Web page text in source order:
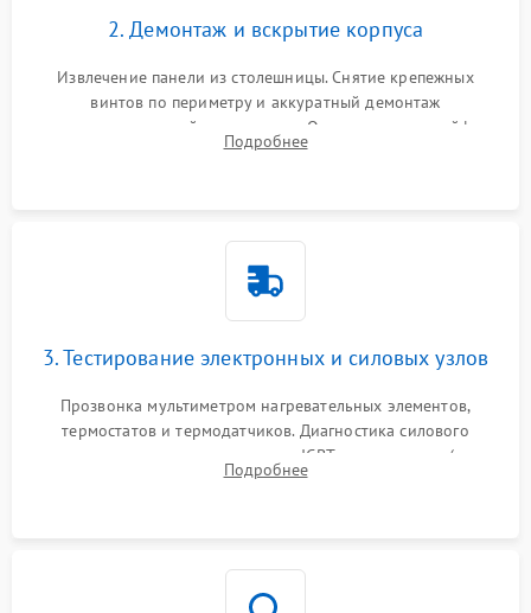
2. Демонтаж и вскрытие корпуса
Извлечение панели из столешницы. Снятие крепежных
винтов по периметру и аккуратный демонтаж
стеклокерамической поверхности. Отсоединение шлейфов
сенсорного блока для доступа к силовым платам, катушкам
Подробнее
3. Тестирование электронных и силовых узлов
Прозвонка мультиметром нагревательных элементов,
термостатов и термодатчиков. Диагностика силового
модуля, реле, диодных мостов и IGBT-транзисторов (для
индукции). Проверка кранов и газ-контроля (для газовых
Подробнее